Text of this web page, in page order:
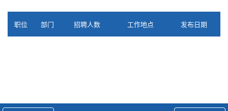
职位 部门 招聘人数 工作地点 发布日期